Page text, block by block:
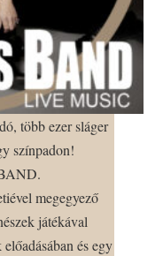
több ezer sláger
színpadon!
megegyező
játékával
és egy